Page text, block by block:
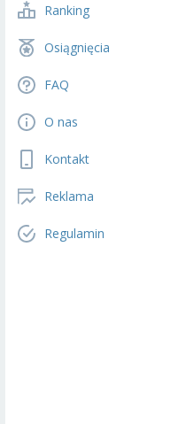
Ranking
Osiągnięcia
FAQ
O nas
Kontakt
Reklama
Regulamin